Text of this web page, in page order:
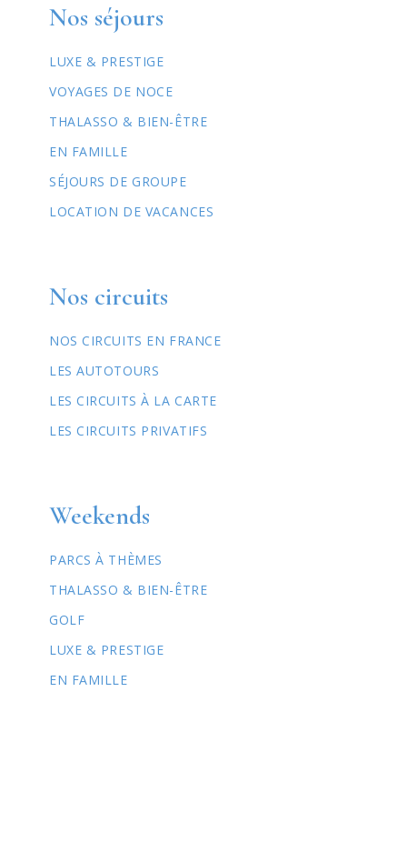
Nos séjours
LUXE & PRESTIGE
VOYAGES DE NOCE
THALASSO & BIEN-ÊTRE
EN FAMILLE
SÉJOURS DE GROUPE
LOCATION DE VACANCES
Nos circuits
NOS CIRCUITS EN FRANCE
LES AUTOTOURS
LES CIRCUITS À LA CARTE
LES CIRCUITS PRIVATIFS
Weekends
PARCS À THÈMES
THALASSO & BIEN-ÊTRE
GOLF
LUXE & PRESTIGE
EN FAMILLE